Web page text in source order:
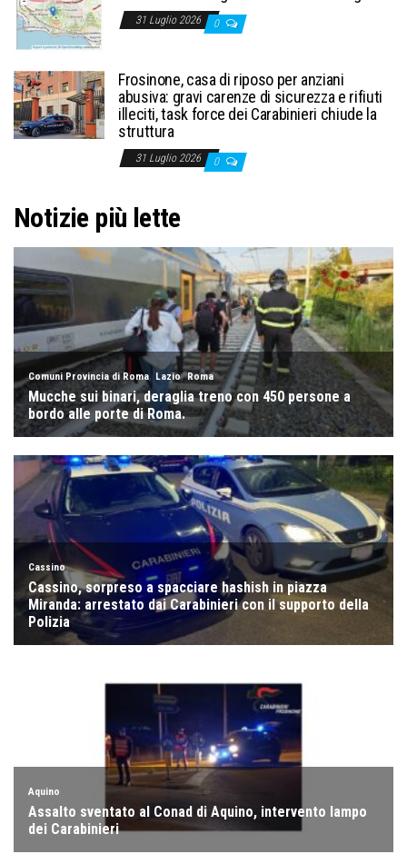
31 Luglio 2026 0
Frosinone, casa di riposo per anziani
abusiva: gravi carenze di sicurezza e rifiuti
illeciti, task force dei Carabinieri chiude la
struttura
31 Luglio 2026 0
Notizie più lette